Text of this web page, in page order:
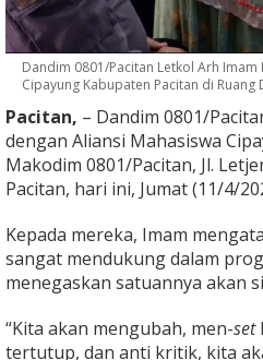
0
1
/
P
c
i
t
a
T
i
d
a
A
n
Dandim 0801/Pacitan Letkol Arh
Cipayung Kabupaten Pacitan di
Pacitan, – Dandim 0801/
dengan Aliansi Mahasiswa
Makodim 0801/Pacitan, Jl.
Pacitan, hari ini, Jumat (11/4/
Kepada mereka, Imam
sangat mendukung dalam
menegaskan satuannya akan
“Kita akan mengubah, men-set
tertutup, dan anti kritik, kita